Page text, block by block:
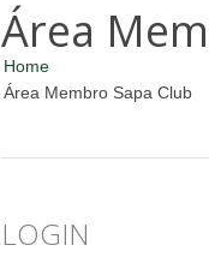
Área
Home
Área Membro Sapa Club
LOGIN